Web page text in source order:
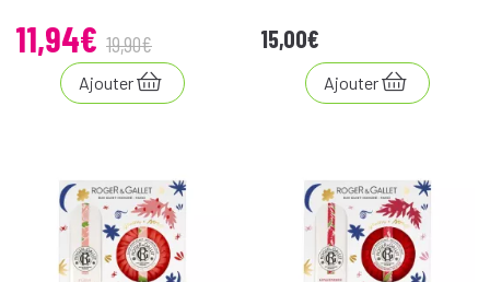
11,94€ 19,90€
Ajouter
15,00€
Ajouter